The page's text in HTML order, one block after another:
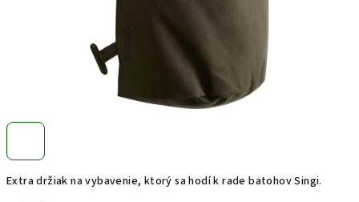
Extra držiak na vybavenie, ktorý sa hodí k rade batohov Singi.